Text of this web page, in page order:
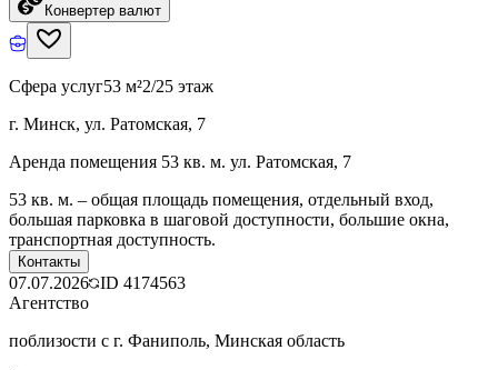
Конвертер валют
Сфера услуг53 м²2/25 этаж
г. Минск, ул. Ратомская, 7
Аренда помещения 53 кв. м. ул. Ратомская, 7
53 кв. м. – общая площадь помещения, отдельный вход,
большая парковка в шаговой доступности, большие окна,
транспортная доступность.
Контакты
07.07.2026 ID 4174563
Агентство
поблизости с г. Фаниполь, Минская область